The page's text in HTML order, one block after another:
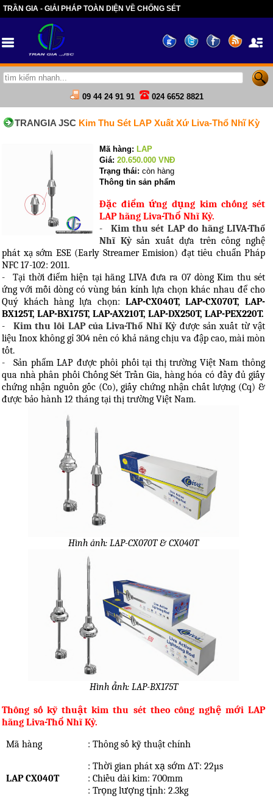
TRẦN GIA - GIẢI PHÁP TOÀN DIỆN VỀ CHỐNG SÉT
09 44 24 91 91 024 6652 8821
TRANGIA JSC Kim Thu Sét LAP Xuất Xứ Liva-Thổ Nhĩ Kỳ
Mã hàng: LAP
Giá: 20.650.000 VNĐ
Trạng thái: còn hàng
Thông tin sản phẩm
Đặc điểm ứng dụng kim chống sét
LAP hãng Liva-Thổ Nhĩ Kỳ.
-
Kim thu sét LAP do hãng LIVA-Thổ
Nhĩ Kỳ sản xuất dựa trên công nghệ
phát xạ sớm ESE (Early Streamer Emision) đạt tiêu chuẩn Pháp
NFC 17-102: 2011.
-
Tại thời điểm hiện tại hãng LIVA đưa ra 07 dòng Kim thu sét
ứng với mỗi dòng có vùng bán kính lựa chọn khác nhau để cho
Quý khách hàng lựa chọn: LAP-CX040T, LAP-CX070T, LAP-
BX125T, LAP-BX175T, LAP-AX210T, LAP-DX250T, LAP-PEX220T.
-
Kim thu lôi LAP của Liva-Thổ Nhĩ Kỳđược sản xuất từ vật
liệu Inox không gỉ 304 nên có khả năng chịu va đập cao, mài mòn
tốt.
-
Sản phẩm LAP được phôi phối tại thị trường Việt Nam thông
qua nhà phân phối Chống Sét Trần Gia, hàng hóa có đầy đủ giấy
chứng nhận nguồn gốc (Co), giấy chứng nhận chất lượng (Cq) &
được bảo hành 12 tháng tại thị trường Việt Nam.
Hình ảnh: LAP-CX070T & CX040T
Hình ảnh: LAP-BX175T
Thông số kỹ thuật kim thu sét theo công nghệ mới LAP
hãng Liva-Thổ Nhĩ Kỳ.
Mã hàng : Thông số kỹ thuật chính
LAP CX040T
: Thời gian phát xạ sớm ∆T: 22µs
: Chiều dài kim: 700mm
: Trọng lượng tịnh: 2.3kg